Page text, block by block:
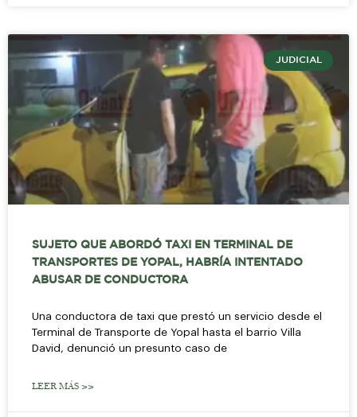
JUDICIAL
SUJETO QUE ABORDÓ TAXI EN TERMINAL DE
TRANSPORTES DE YOPAL, HABRÍA INTENTADO
ABUSAR DE CONDUCTORA
Una conductora de taxi que prestó un servicio desde el
Terminal de Transporte de Yopal hasta el barrio Villa
David, denunció un presunto caso de
LEER MÁS >>